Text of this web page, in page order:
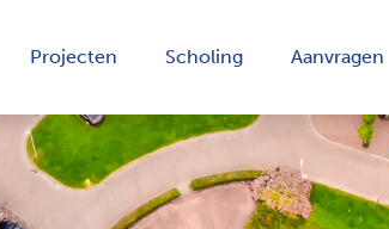
Projecten Scholing Aanvragen